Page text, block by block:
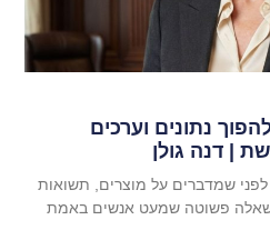
נתונים וערכים
| דנה גולן
שמדברים על מוצרים, תשואות
פשוטה שמעט אנשים באמת